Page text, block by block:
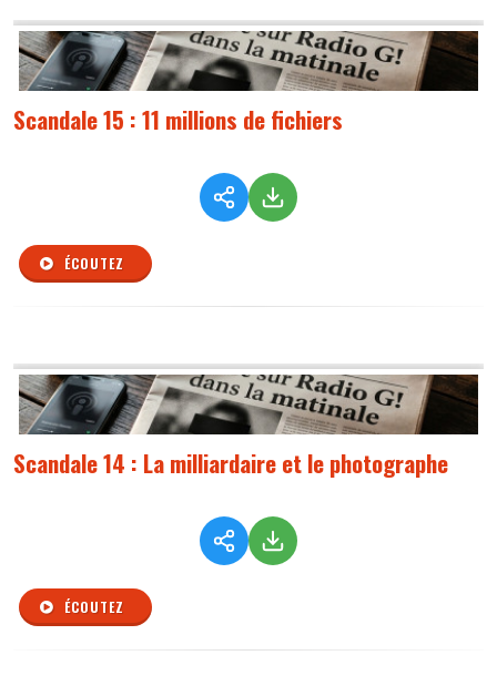
Scandale 15 : 11 millions de fichiers
ÉCOUTEZ
Scandale 14 : La milliardaire et le photographe
ÉCOUTEZ